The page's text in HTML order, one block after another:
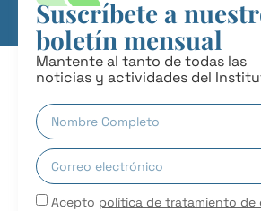
Suscríbete a
boletín mensual
Mantente al tanto de todas las
noticias y actividades del
Acepto política de tratamiento de